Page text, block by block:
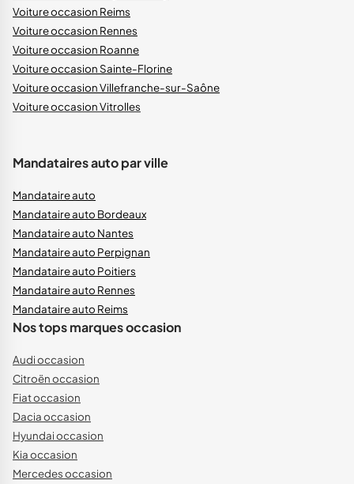
Voiture occasion Reims
Voiture occasion Rennes
Voiture occasion Roanne
Voiture occasion Sainte-Florine
Voiture occasion Villefranche-sur-Saône
Voiture occasion Vitrolles
Mandataires auto par ville
Mandataire auto
Mandataire auto Bordeaux
Mandataire auto Nantes
Mandataire auto Perpignan
Mandataire auto Poitiers
Mandataire auto Rennes
Mandataire auto Reims
Nos tops marques occasion
Audi occasion
Citroën occasion
Fiat occasion
Dacia occasion
Hyundai occasion
Kia occasion
Mercedes occasion